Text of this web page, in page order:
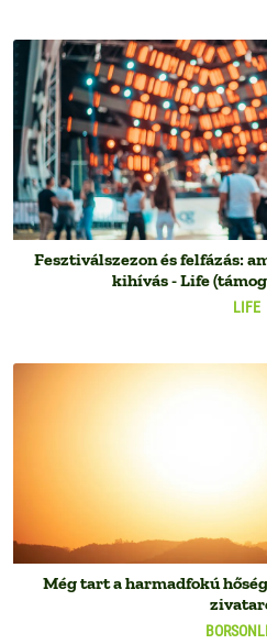
LIFE
Fesztiválszezon és felfázás:
kihívás - Life
Még tart a harmadfokú